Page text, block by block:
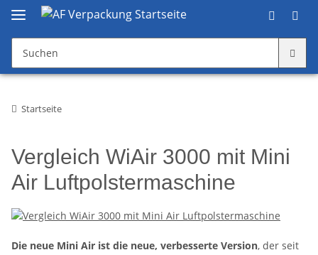
Startseite
Vergleich WiAir 3000 mit Mini
Air Luftpolstermaschine
Die neue Mini Air ist die neue, verbesserte Version, der seit